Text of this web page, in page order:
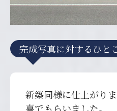
完成写真に対するひと
新築同様に仕上がり
喜でもらいました。